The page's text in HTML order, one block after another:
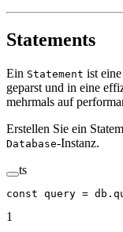
Statements
Ein Statement ist eine
geparst und in eine
mehrmals auf
Erstellen Sie ein
Database-Instanz.
ts
const query = db.
1